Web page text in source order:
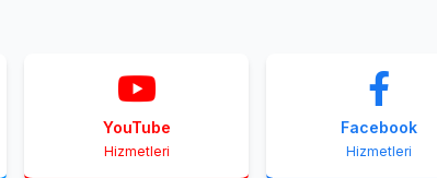
YouTube
Hizmetleri
Facebook
Hizmetleri